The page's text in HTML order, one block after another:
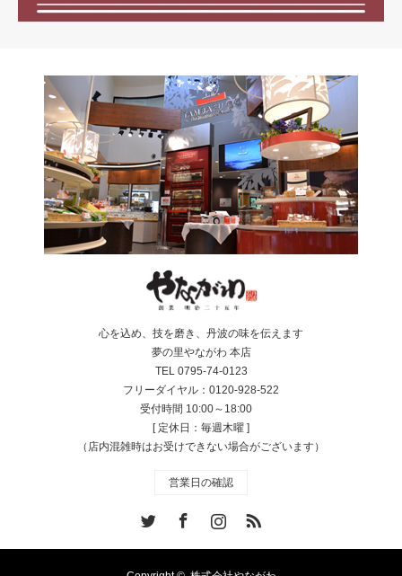
心を込め、技を磨き、丹波の味を伝えます
夢の里やながわ 本店
TEL 0795-74-0123
フリーダイヤル：0120-928-522
受付時間 10:00～18:00
[ 定休日：毎週木曜 ]
（店内混雑時はお受けできない場合がございます）
営業日の確認